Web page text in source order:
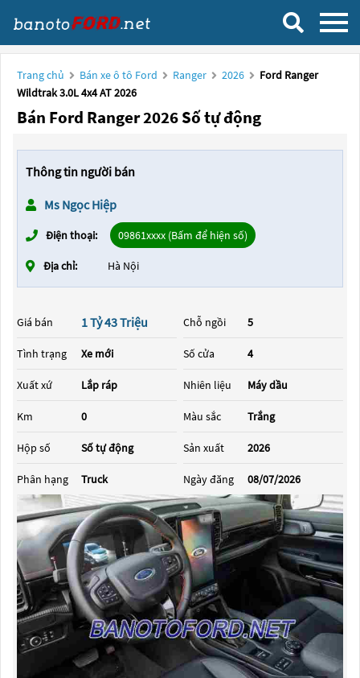
Trang chủ Bán xe ô tô Ford Ranger 2026
Ford Ranger
Wildtrak 3.0L 4x4 AT 2026
Bán Ford Ranger 2026 Số tự động
Thông tin người bán
Ms Ngọc Hiệp
Điện thoại: 09861xxxx (Bấm để hiện số)
Địa chỉ: Hà Nội
Giá bán 1 Tỷ 43 Triệu
Tình trạng Xe mới
Xuất xứ Lắp ráp
Km 0
Hộp số Số tự động
Phân hạng Truck
Chỗ ngồi 5
Số cửa 4
Nhiên liệu Máy dầu
Màu sắc Trắng
Sản xuất 2026
Ngày đăng 08/07/2026